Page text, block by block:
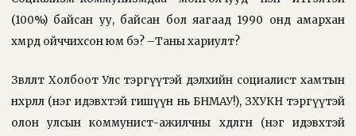
(100%) байсан уу, байсан бол яагаад 1990 онд амархан
хөмрөөд ойччихсон юм бэ? –Таны хариулт?
Зөвлөлт Холбоот Улс тэргүүтэй дэлхийн социалист хамтын
нөхөрлөл (нэг идэвхтэй гишүүн нь БНМАУ!), ЗХУКН тэргүүтэй
олон улсын коммунист-ажилчны хөдөлгөөн (нэг идэвхтэй